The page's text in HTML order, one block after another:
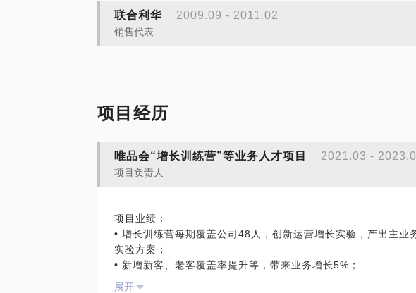
联合利华 2009.09 - 2011.02
销售代表
项目经历
唯品会“增长训练营”等业务人才项目 2021.03 -
项目负责人
项目业绩：
• 增长训练营每期覆盖公司48人，创新运营增长实验，产出主业
实验方案；
• 新增新客、老客覆盖率提升等，带来业务增长5%；
• 打造统一的团队增长体系和方法论，孵化公司运营实验评估流
展开